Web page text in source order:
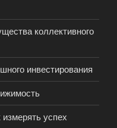
коллективного
инвестирования
успех